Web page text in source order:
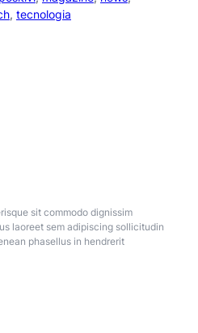
, tecnologia
sit commodo dignissim
laoreet sem adipiscing sollicitudin
phasellus in hendrerit